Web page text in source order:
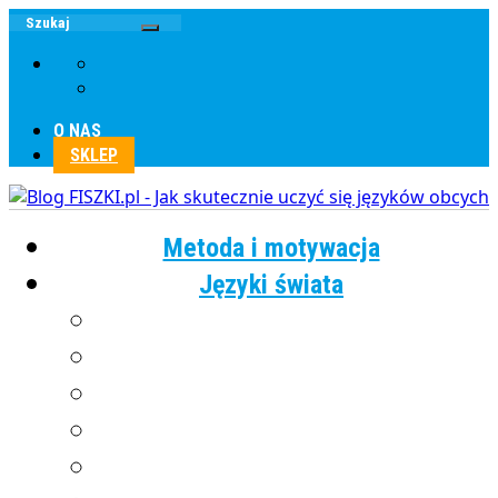
O NAS
SKLEP
Metoda i motywacja
Języki świata